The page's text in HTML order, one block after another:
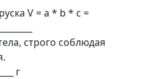
V = a * b * c =
строго соблюдая
г